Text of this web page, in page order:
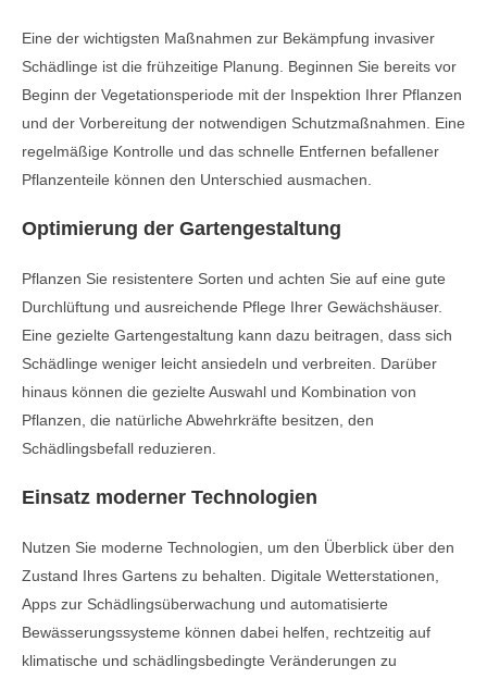
Eine der wichtigsten Maßnahmen zur Bekämpfung invasiver
Schädlinge ist die frühzeitige Planung. Beginnen Sie bereits vor
Beginn der Vegetationsperiode mit der Inspektion Ihrer Pflanzen
und der Vorbereitung der notwendigen Schutzmaßnahmen. Eine
regelmäßige Kontrolle und das schnelle Entfernen befallener
Pflanzenteile können den Unterschied ausmachen.
Optimierung der Gartengestaltung
Pflanzen Sie resistentere Sorten und achten Sie auf eine gute
Durchlüftung und ausreichende Pflege Ihrer Gewächshäuser.
Eine gezielte Gartengestaltung kann dazu beitragen, dass sich
Schädlinge weniger leicht ansiedeln und verbreiten. Darüber
hinaus können die gezielte Auswahl und Kombination von
Pflanzen, die natürliche Abwehrkräfte besitzen, den
Schädlingsbefall reduzieren.
Einsatz moderner Technologien
Nutzen Sie moderne Technologien, um den Überblick über den
Zustand Ihres Gartens zu behalten. Digitale Wetterstationen,
Apps zur Schädlingsüberwachung und automatisierte
Bewässerungssysteme können dabei helfen, rechtzeitig auf
klimatische und schädlingsbedingte Veränderungen zu